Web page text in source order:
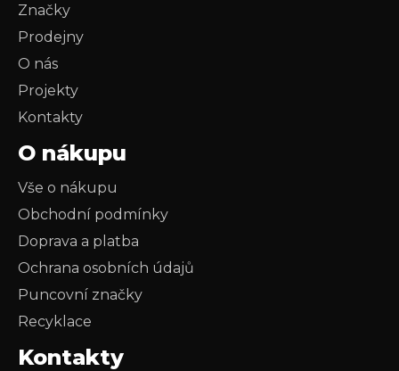
Značky
Prodejny
O nás
Projekty
Kontakty
O nákupu
Vše o nákupu
Obchodní podmínky
Doprava a platba
Ochrana osobních údajů
Puncovní značky
Recyklace
Kontakty